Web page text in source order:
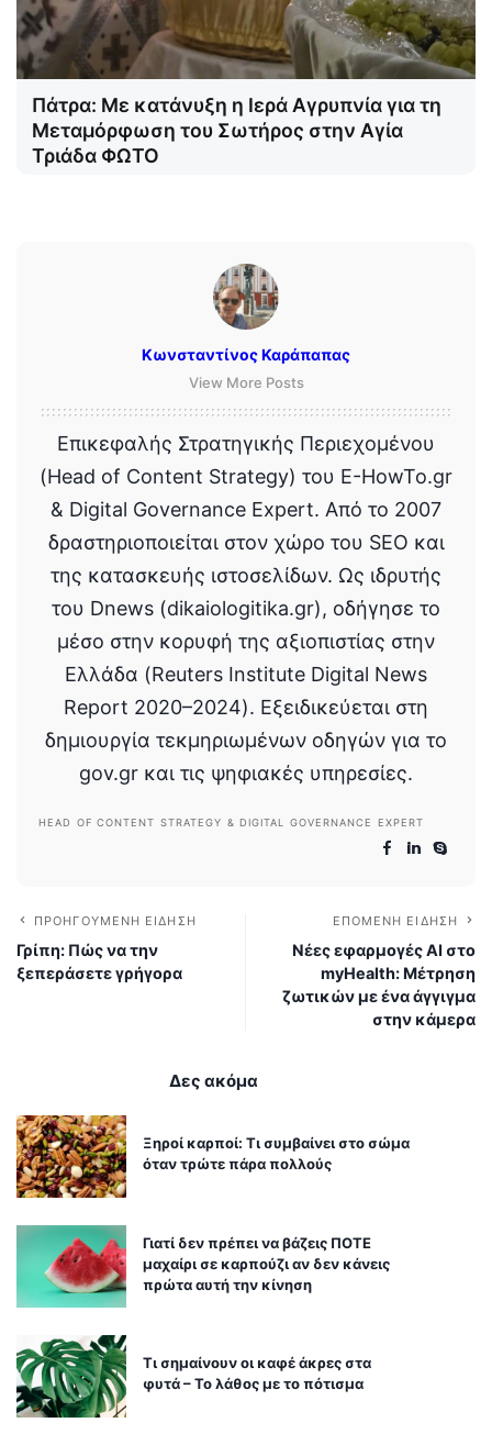
Πάτρα: Με κατάνυξη η Ιερά Αγρυπνία για τη
Μεταμόρφωση του Σωτήρος στην Αγία
Τριάδα ΦΩΤΟ
Κωνσταντίνος Καράπαπας
View More Posts
Επικεφαλής Στρατηγικής Περιεχομένου
(Head of Content Strategy) του E-HowTo.gr
& Digital Governance Expert. Από το 2007
δραστηριοποιείται στον χώρο του SEO και
της κατασκευής ιστοσελίδων. Ως ιδρυτής
του Dnews (dikaiologitika.gr), οδήγησε το
μέσο στην κορυφή της αξιοπιστίας στην
Ελλάδα (Reuters Institute Digital News
Report 2020–2024). Εξειδικεύεται στη
δημιουργία τεκμηριωμένων οδηγών για το
gov.gr και τις ψηφιακές υπηρεσίες.
HEAD OF CONTENT STRATEGY & DIGITAL GOVERNANCE EXPERT
ΠΡΟΗΓΟΎΜΕΝΗ ΕΊΔΗΣΗ
Γρίπη: Πώς να την
ξεπεράσετε γρήγορα
ΕΠΌΜΕΝΗ ΕΊΔΗΣΗ
Νέες εφαρμογές AI στο
myHealth: Μέτρηση
ζωτικών με ένα άγγιγμα
στην κάμερα
Δες ακόμα
Ξηροί καρποί: Τι συμβαίνει στο σώμα
όταν τρώτε πάρα πολλούς
Γιατί δεν πρέπει να βάζεις ΠΟΤΕ
μαχαίρι σε καρπούζι αν δεν κάνεις
πρώτα αυτή την κίνηση
Τι σημαίνουν οι καφέ άκρες στα
φυτά – Το λάθος με το πότισμα